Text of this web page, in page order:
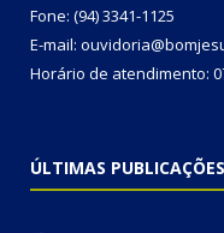
Fone: (94) 3341-1125
E-mail:
Horário de atendimento:
ÚLTIMAS PUBLICAÇÕES